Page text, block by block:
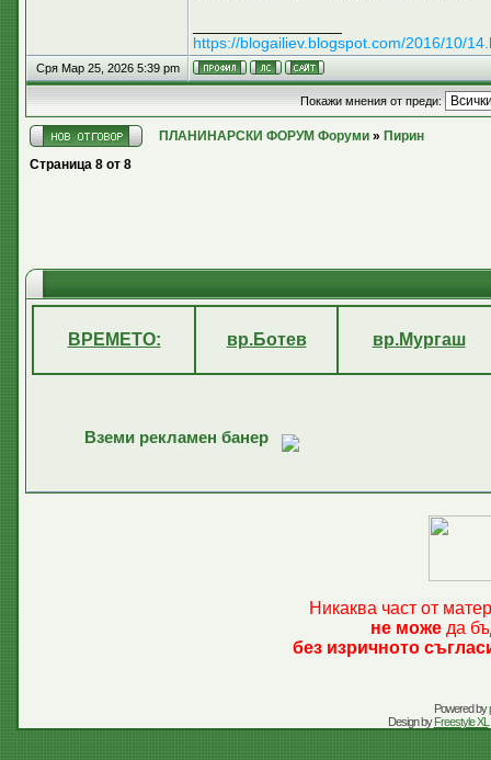
https://blogailiev.blogspot.com/2016/10/
Сря Мар 25, 2026 5:39 pm
Покажи мнения от преди:
ПЛАНИНАРСКИ ФОРУМ Форуми » Пирин
Страница 8 от 8
ВРЕМЕТО: вр.Ботев вр.Мургаш
Вземи рекламен банер
Никаква част от
не може да
без изричното
Powered by
Design byFreestyle XL